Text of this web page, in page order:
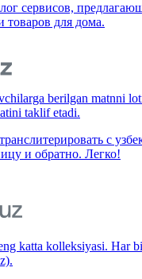
сервисов,
товаров для дома.
berilgan matnni
taklif etadi.
с
и обратно. Легко!
katta kolleksiyasi. Har